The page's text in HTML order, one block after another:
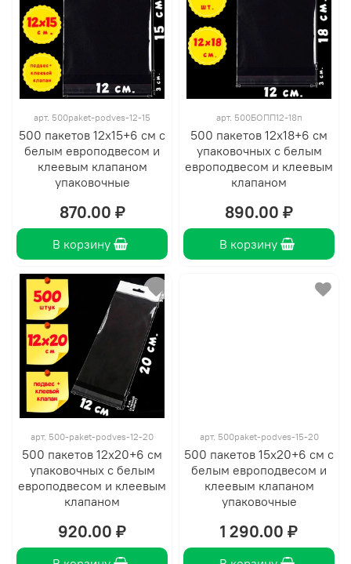
арт. 500paket-podves-12-15
500 пакетов 12х15+6 см с
белым европодвесом и
клеевым клапаном
упаковочные
870.00 ₽
В корзину
арт. 500БОПП12-18п
500 пакетов 12х18+6 см
упаковочных с белым
европодвесом и клеевым
клапаном
890.00 ₽
В корзину
арт. 500-paket-podves-12-20
500 пакетов 12х20+6 см
упаковочных с белым
европодвесом и клеевым
клапаном
920.00 ₽
арт. 500paket-podves-15-20
500 пакетов 15х20+6 см с
белым европодвесом и
клеевым клапаном
упаковочные
1 290.00 ₽